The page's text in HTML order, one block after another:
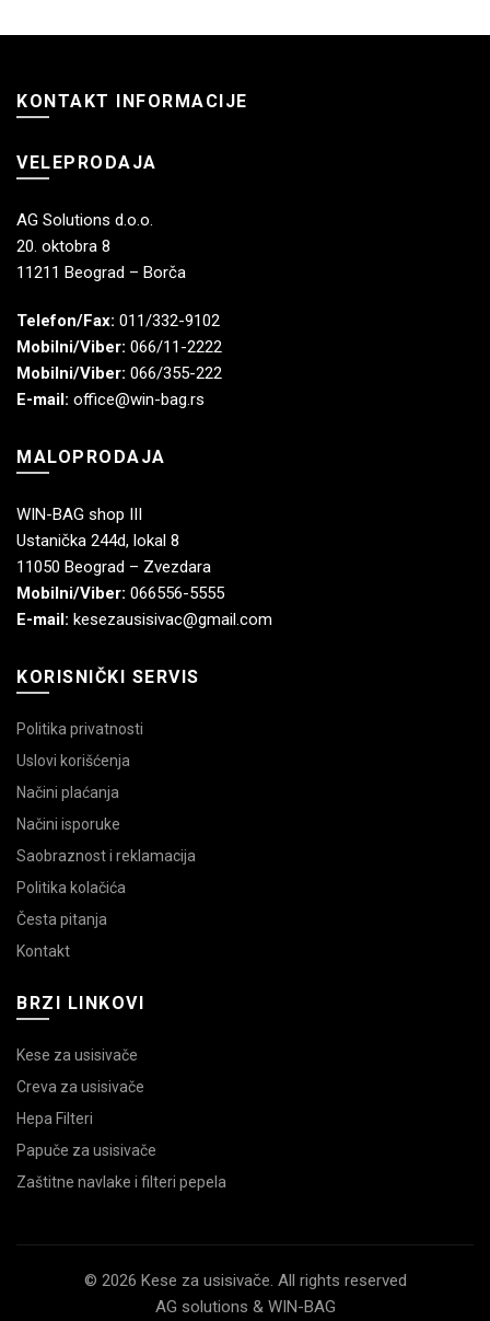
KONTAKT INFORMACIJE
VELEPRODAJA
AG Solutions d.o.o.
20. oktobra 8
11211 Beograd – Borča
Telefon/Fax: 011/332-9102
Mobilni/Viber: 066/11-2222
Mobilni/Viber: 066/355-222
E-mail: office@win-bag.rs
MALOPRODAJA
WIN-BAG shop III
Ustanička 244d, lokal 8
11050 Beograd – Zvezdara
Mobilni/Viber: 066556-5555
E-mail: kesezausisivac@gmail.com
KORISNIČKI SERVIS
Politika privatnosti
Uslovi korišćenja
Načini plaćanja
Načini isporuke
Saobraznost i reklamacija
Politika kolačića
Česta pitanja
Kontakt
BRZI LINKOVI
Kese za usisivače
Creva za usisivače
Hepa Filteri
Papuče za usisivače
Zaštitne navlake i filteri pepela
© 2026 Kese za usisivače. All rights reserved
AG solutions & WIN-BAG